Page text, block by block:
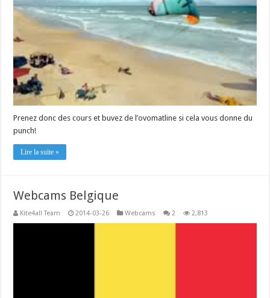
Prenez donc des cours et buvez de l’ovomatline si cela vous donne du
punch!
Lire la suite »
Webcams Belgique
Kite4all Team 2014-03-26 Webcams 2 2,813